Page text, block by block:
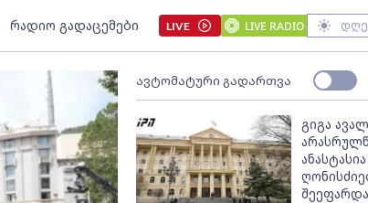
რადიო გადაცემები LIVE LIVE RADIO დღე
ავტომატური გადართვა
გიგა